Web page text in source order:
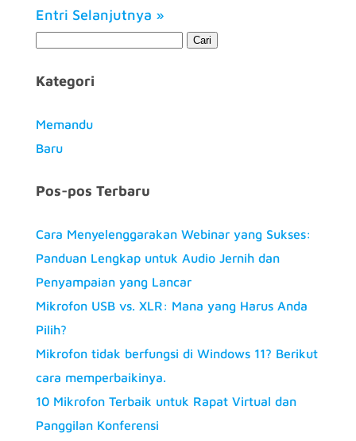
Entri Selanjutnya »
Kategori
Memandu
Baru
Pos-pos Terbaru
Cara Menyelenggarakan Webinar yang Sukses:
Panduan Lengkap untuk Audio Jernih dan
Penyampaian yang Lancar
Mikrofon USB vs. XLR: Mana yang Harus Anda
Pilih?
Mikrofon tidak berfungsi di Windows 11? Berikut
cara memperbaikinya.
10 Mikrofon Terbaik untuk Rapat Virtual dan
Panggilan Konferensi